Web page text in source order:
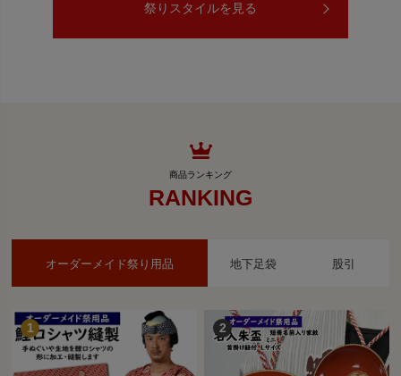
祭りスタイルを見る
RANKING
オーダーメイド祭り用品 地下足袋 股引